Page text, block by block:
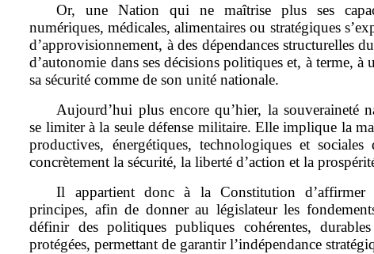
Or, une Nation qui ne maîtrise plus ses
numériques, médicales, alimentaires ou stratégiques
d’approvisionnement, à des dépendances structurelles
d’autonomie dans ses décisions politiques et, à terme, à
sa sécurité comme de son unité nationale.
Aujourd’hui plus encore qu’hier, la souveraineté
se limiter à la seule défense militaire. Elle implique la
productives, énergétiques, technologiques et
concrètement la sécurité, la liberté d’action et la
Il appartient donc à la Constitution d’affirmer
principes, afin de donner au législateur les
définir des politiques publiques cohérentes,
protégées, permettant de garantir l’indépendance